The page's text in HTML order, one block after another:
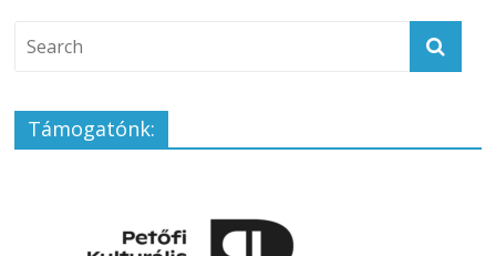
Támogatónk: